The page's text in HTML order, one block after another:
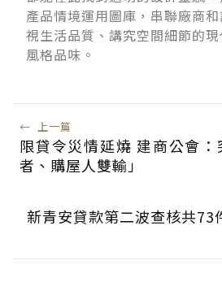
產品情境運用圖庫，串聯廠商
視生活品質、講究空間細節的
風格品味。
← 上一篇
限貸令災情延燒 建商公會
者、購屋人雙輸」
新青安貸款第二波查核共73